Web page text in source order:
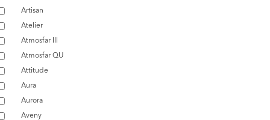
Artisan
Atelier
Atmosfar III
Atmosfar QU
Attitude
Aura
Aurora
Aveny